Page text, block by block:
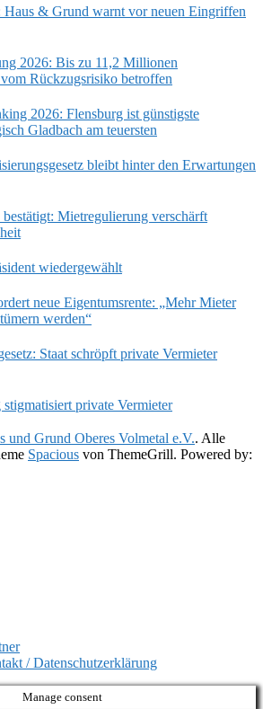
& Grund warnt vor neuen Eingriffen
2026: Bis zu 11,2 Millionen
Rückzugsrisiko betroffen
2026: Flensburg ist günstigste
Gladbach am teuersten
bleibt hinter den Erwartungen
Mietregulierung verschärft
wiedergewählt
neue Eigentumsrente: „Mehr Mieter
werden“
Staat schröpft private Vermieter
private Vermieter
und Grund Oberes Volmetal e.V.. Alle
Spacious von ThemeGrill. Powered by:
/ Datenschutzerklärung
Manage consent